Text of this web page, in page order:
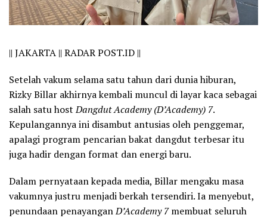
|| JAKARTA || RADAR POST.ID ||
Setelah vakum selama satu tahun dari dunia hiburan,
Rizky Billar akhirnya kembali muncul di layar kaca sebagai
salah satu hostDangdut Academy (D’Academy) 7.
Kepulangannya ini disambut antusias oleh penggemar,
apalagi program pencarian bakat dangdut terbesar itu
juga hadir dengan format dan energi baru.
Dalam pernyataan kepada media, Billar mengaku masa
vakumnya justru menjadi berkah tersendiri. Ia menyebut,
penundaan penayanganD’Academy 7membuat seluruh